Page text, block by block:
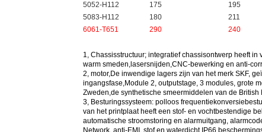
5052-H112
175 195
5083-H112
180 211
6061-T651
290 240
1, Chassisstructuur; integratief chassisontwerp heeft
warm smeden,lasersnijden,CNC-bewerking en anti-
2, motor,De inwendige lagers zijn van het merk SKF,
ingangsfase,Module 2, outputstage, 3 modules, grote
Zweden,de synthetische smeermiddelen van de
3, Besturingssysteem: polloos
van het printplaat heeft een stof- en vochtbestendige
automatische stroomstoring en alarmuitgang,
Network, anti-EMI, stof en waterdicht IP66